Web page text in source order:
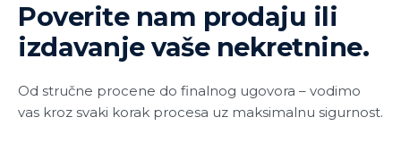
Poverite nam prodaju ili
izdavanje vaše nekretnine.
Od stručne procene do finalnog ugovora – vodimo
vas kroz svaki korak procesa uz maksimalnu sigurnost.